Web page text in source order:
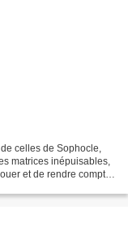
celles de Sophocle,
matrices inépuisables,
et de rendre compte